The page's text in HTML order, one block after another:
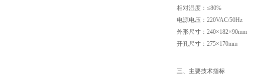
相对湿度：≤80%
电源电压：220VAC/50Hz
外形尺寸：240×182×90mm
开孔尺寸：275×170mm
三、主要技术指标